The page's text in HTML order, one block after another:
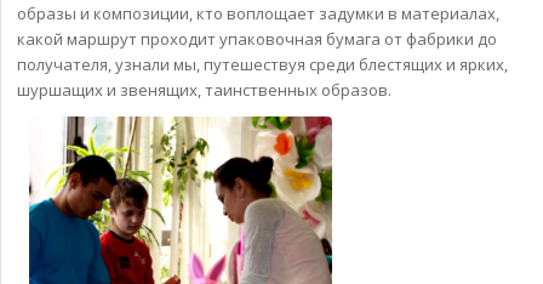
образы и композиции, кто воплощает задумки в материалах,
какой маршрут проходит упаковочная бумага от фабрики до
получателя, узнали мы, путешествуя среди блестящих и ярких,
шуршащих и звенящих, таинственных образов.